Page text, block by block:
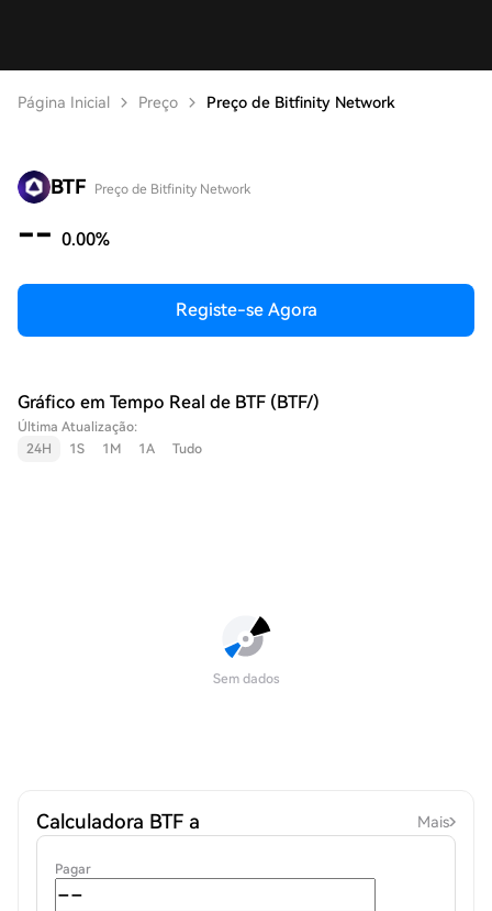
Página Inicial Preço Preço de Bitfinity Network
BTF Preço de Bitfinity Network
-- 0.00%
Registe-se Agora
Gráfico em Tempo Real de BTF (BTF/)
Última Atualização:
24H
1S 1M 1A Tudo
Sem dados
Calculadora BTF a Mais
Pagar